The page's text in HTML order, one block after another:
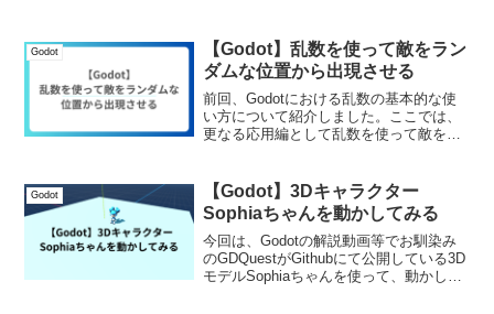
Godot
【Godot】乱数を使って敵をラン
ダムな位置から出現させる
前回、Godotにおける乱数の基本的な使
い方について紹介しました。ここでは、
更なる応用編として乱数を使って敵をラ
ンゲーム等を作る上で実装する事が多い
と思うので、是非参考...
Godot
【Godot】3Dキャラクター
Sophiaちゃんを動かしてみる
今回は、Godotの解説動画等でお馴染み
のGDQuestがGithubにて公開している3D
モデルSophiaちゃんを使って、動かして